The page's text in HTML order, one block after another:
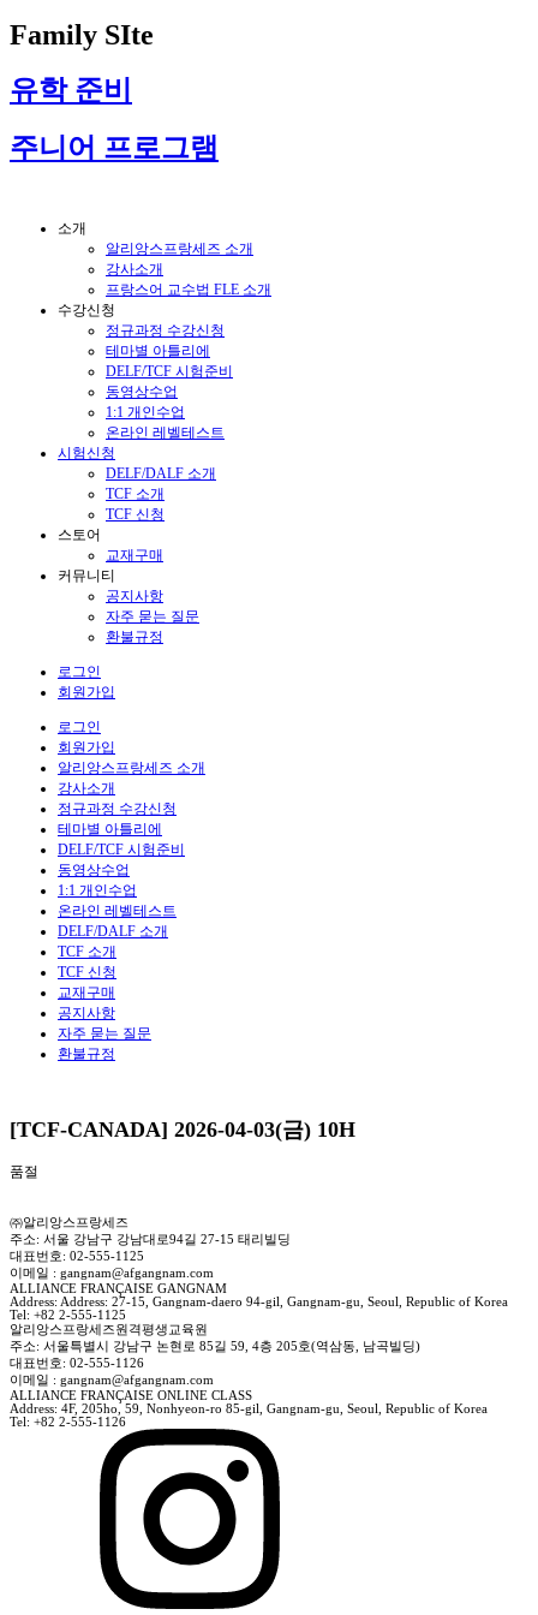
Family SIte
유학 준비
주니어 프로그램
소개
알리앙스프랑세즈 소개
강사소개
프랑스어 교수법 FLE 소개
수강신청
정규과정 수강신청
테마별 아틀리에
DELF/TCF 시험준비
동영상수업
1:1 개인수업
온라인 레벨테스트
시험신청
DELF/DALF 소개
TCF 소개
TCF 신청
스토어
교재구매
커뮤니티
공지사항
자주 묻는 질문
환불규정
로그인
회원가입
로그인
회원가입
알리앙스프랑세즈 소개
강사소개
정규과정 수강신청
테마별 아틀리에
DELF/TCF 시험준비
동영상수업
1:1 개인수업
온라인 레벨테스트
DELF/DALF 소개
TCF 소개
TCF 신청
교재구매
공지사항
자주 묻는 질문
환불규정
[TCF-CANADA] 2026-04-03(금) 10H
품절
㈜알리앙스프랑세즈
주소: 서울 강남구 강남대로94길 27-15 태리빌딩
대표번호: 02-555-1125
이메일 : gangnam@afgangnam.com
ALLIANCE FRANÇAISE GANGNAM
Address: Address: 27-15, Gangnam-daero 94-gil, Gangnam-gu, Seoul, Republic of Korea
Tel: +82 2-555-1125
알리앙스프랑세즈원격평생교육원
주소: 서울특별시 강남구 논현로 85길 59, 4층 205호(역삼동, 남곡빌딩)
대표번호: 02-555-1126
이메일 : gangnam@afgangnam.com
ALLIANCE FRANÇAISE ONLINE CLASS
Address: 4F, 205ho, 59, Nonhyeon-ro 85-gil, Gangnam-gu, Seoul, Republic of Korea
Tel: +82 2-555-1126